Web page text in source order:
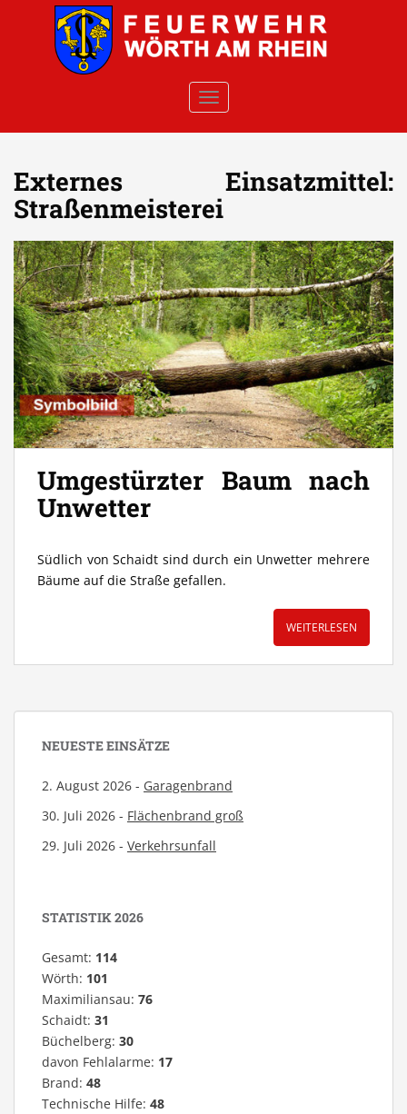
Skip to main content
TOGGLE NAVIGATION
Externes Einsatzmittel:
Straßenmeisterei
Umgestürzter Baum nach
Unwetter
Südlich von Schaidt sind durch ein Unwetter mehrere
Bäume auf die Straße gefallen.
WEITERLESEN
NEUESTE EINSÄTZE
2. August 2026 - Garagenbrand
30. Juli 2026 - Flächenbrand groß
29. Juli 2026 - Verkehrsunfall
STATISTIK 2026
Gesamt: 114
Wörth: 101
Maximiliansau: 76
Schaidt: 31
Büchelberg: 30
davon Fehlalarme: 17
Brand: 48
Technische Hilfe: 48